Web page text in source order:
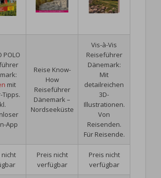
POLO
mit
Tipps.
App
Reise Know-
How
Reiseführer
Dänemark –
Nordseeküste
Vis-à-Vis
Reiseführer
Dänemark:
Mit
detailreichen
3D-
Illustrationen.
Von
Reisenden.
Für Reisende.
nicht
Preis nicht
verfügbar
Preis nicht
verfügbar